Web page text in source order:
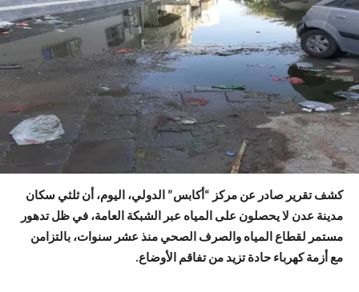
كشف تقرير صادر عن مركز “أكابس” الدولي، اليوم، أن ثلثي سكان
مدينة عدن لا يحصلون على المياه عبر الشبكة العامة، في ظل تدهور
مستمر لقطاع المياه والصرف الصحي منذ عشر سنوات، بالتزامن
مع أزمة كهرباء حادة تزيد من تفاقم الأوضاع.